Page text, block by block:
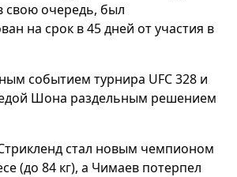
свою очередь, был
на срок в 45 дней от участия в
событием турнира UFC 328 и
Шона раздельным решением
стал новым чемпионом
(до 84 кг), а Чимаев потерпел